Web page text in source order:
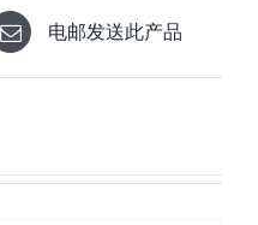
电邮发送此产品